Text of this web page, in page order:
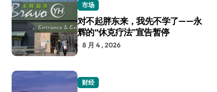
市场
对不起胖东来，我先不学了——永
辉的“休克疗法”宣告暂停
8 月 4 , 2026
财经